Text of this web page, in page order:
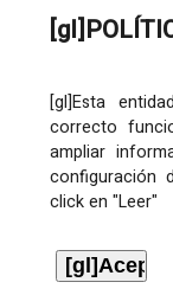
[gl]Esta
correcto
ampliar
configuración
click en "Leer"